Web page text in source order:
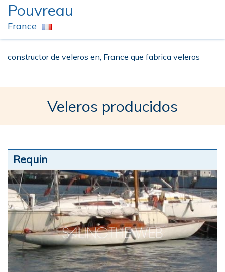
Pouvreau
France
constructor de veleros en, France que fabrica veleros
Veleros producidos
Requin